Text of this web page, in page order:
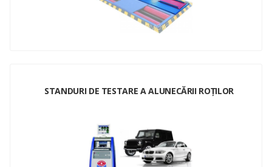
STANDURI DE TESTARE A ALUNECĂRII ROȚILOR